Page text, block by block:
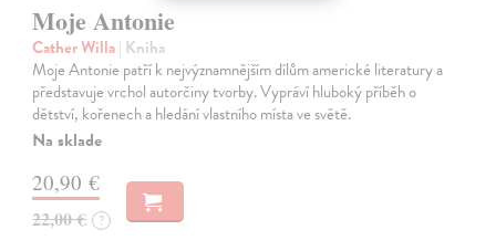
Moje Antonie
Cather Willa| Kniha
Moje Antonie patří k nejvýznamnějším dílům americké literatury a
představuje vrchol autorčiny tvorby. Vypráví hluboký příběh o
dětství, kořenech a hledání vlastního místa ve světě.
Na sklade
20,90 €
22,00 € ?